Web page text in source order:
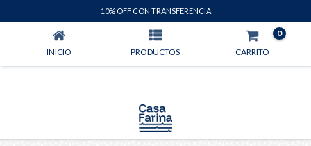
10% OFF CON TRANSFERENCIA
INICIO PRODUCTOS CARRITO
0